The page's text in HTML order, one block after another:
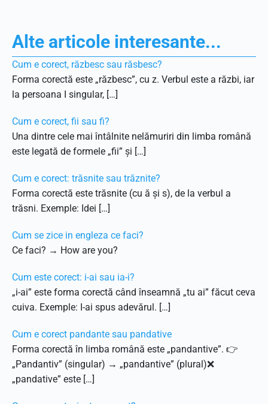
Alte articole interesante...
Cum e corect, răzbesc sau răsbesc?
Forma corectă este „răzbesc”, cu z. Verbul este a răzbi, iar
la persoana I singular, […]
Cum e corect, fii sau fi?
Una dintre cele mai întâlnite nelămuriri din limba română
este legată de formele „fii” și […]
Cum e corect: trăsnite sau trăznite?
Forma corectă este trăsnite (cu ă și s), de la verbul a
trăsni. Exemple: Idei […]
Cum se zice in engleza ce faci?
Ce faci? → How are you?
Cum este corect: i-ai sau ia-i?
„i-ai” este forma corectă când înseamnă „tu ai” făcut ceva
cuiva. Exemple: I-ai spus adevărul. […]
Cum e corect pandante sau pandative
Forma corectă în limba română este „pandantive”. 👉
„Pandantiv” (singular) → „pandantive” (plural)❌
„pandative” este […]